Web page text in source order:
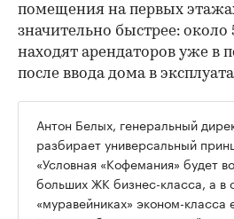
помещения на первых
значительно быстрее:
находят арендаторов уже в
после ввода дома в
Антон Белых, генеральный
разбирает универсальный
«Условная «Кофемания» будет
больших ЖК бизнес-класса, а в
«муравейниках» эконом-класса